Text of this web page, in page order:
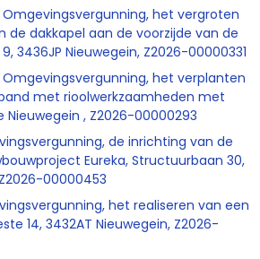
Omgevingsvergunning, het vergroten
de dakkapel aan de voorzijde van de
3436JP Nieuwegein, Z2026-00000331
Omgevingsvergunning, het verplanten
met rioolwerkzaamheden met
, Z2026-00000293
de inrichting van de
Eureka, Structuurbaan 30,
00000453
het realiseren van een
14, 3432AT Nieuwegein, Z2026-